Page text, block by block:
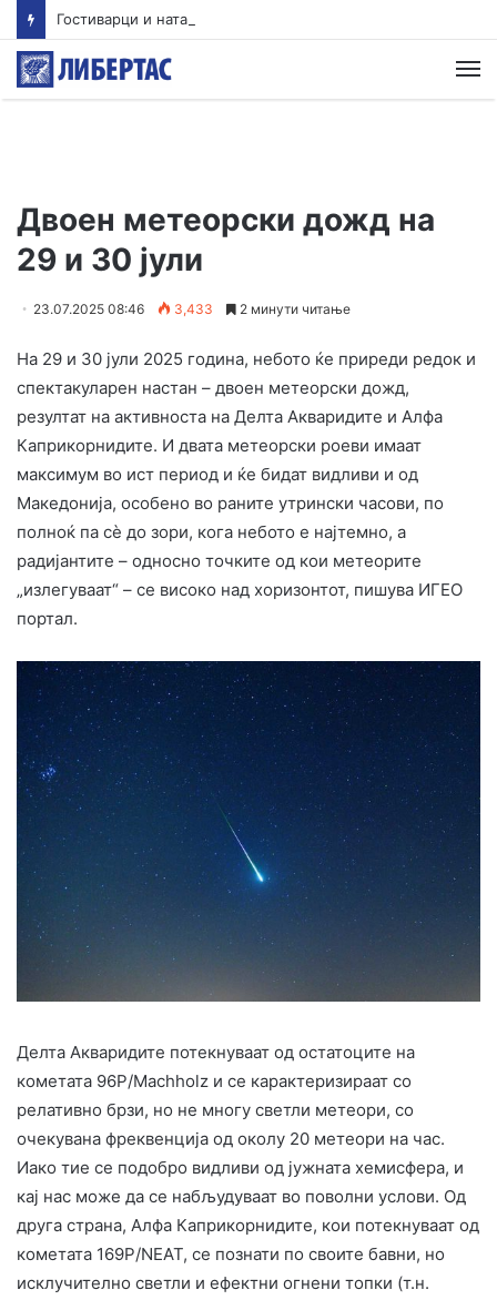
Гостиварци и натаму без пивка вода
Двоен метеорски дожд на
29 и 30 јули
23.07.2025 08:46 3,433 2 минути читање
На 29 и 30 јули 2025 година, небото ќе приреди редок и
спектакуларен настан – двоен метеорски дожд,
резултат на активноста на Делта Акваридите и Алфа
Каприкорнидите. И двата метеорски роеви имаат
максимум во ист период и ќе бидат видливи и од
Македонија, особено во раните утрински часови, по
полноќ па сè до зори, кога небото е најтемно, а
радијантите – односно точките од кои метеорите
„излегуваат“ – се високо над хоризонтот, пишува ИГЕО
портал.
Делта Акваридите потекнуваат од остатоците на
кометата 96P/Machholz и се карактеризираат со
релативно брзи, но не многу светли метеори, со
очекувана фреквенција од околу 20 метеори на час.
Иако тие се подобро видливи од јужната хемисфера, и
кај нас може да се набљудуваат во поволни услови. Од
друга страна, Алфа Каприкорнидите, кои потекнуваат од
кометата 169P/NEAT, се познати по своите бавни, но
исклучително светли и ефектни огнени топки (т.н.